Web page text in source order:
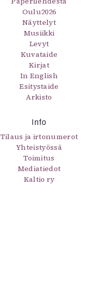
Oulu2026
Näyttelyt
Musiikki
Levyt
Kuvataide
Kirjat
In English
Esitystaide
Arkisto
Info
Tilaus ja irtonumerot
Yhteistyössä
Toimitus
Mediatiedot
Kaltio ry